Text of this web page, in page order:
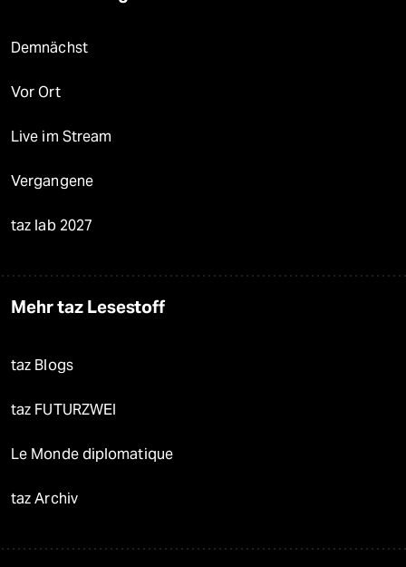
Demnächst
Vor Ort
Live im Stream
Vergangene
taz lab 2027
Mehr taz Lesestoff
taz Blogs
taz FUTURZWEI
Le Monde diplomatique
taz Archiv